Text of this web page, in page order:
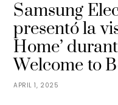
APRIL 1, 2025
Samsung
presentó la
Home’
Welcome to